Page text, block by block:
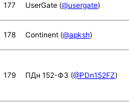
177 UserGate (@usergate)
178 Continent (@apksh)
179 ПДн 152-ФЗ (@PDn152FZ)